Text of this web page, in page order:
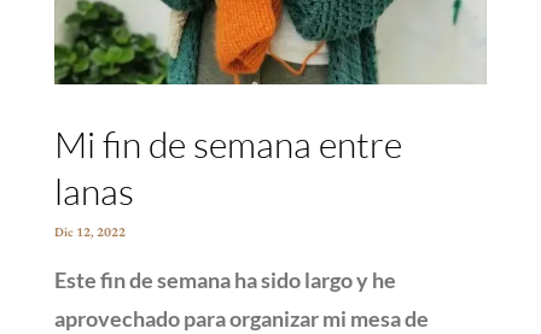
Mi fin de semana entre
lanas
Dic 12, 2022
Este fin de semana ha sido largo y he
aprovechado para organizar mi mesa de